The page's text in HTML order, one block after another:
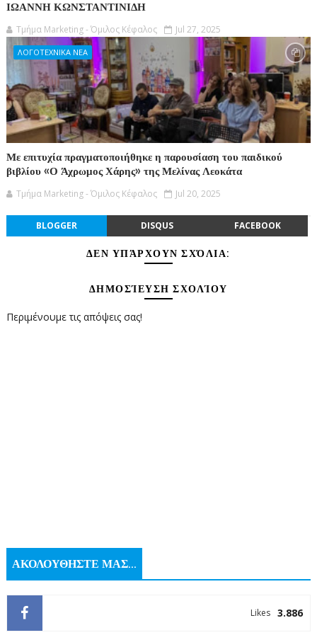
ΙΩΑΝΝΗ ΚΩΝΣΤΑΝΤΙΝΙΔΗ
Τμήμα Marketing - Όμιλος Κέφαλος Jul 27, 2025
ΛΟΓΟΤΕΧΝΙΚΑ ΝΕΑ
Με επιτυχία πραγματοποιήθηκε η παρουσίαση του παιδικού
βιβλίου «Ο Άχρωμος Χάρης» της Μελίνας Λεοκάτα
Τμήμα Marketing - Όμιλος Κέφαλος Jul 20, 2025
BLOGGER DISQUS FACEBOOK
ΔΕΝ ΥΠΆΡΧΟΥΝ ΣΧΌΛΙΑ:
ΔΗΜΟΣΊΕΥΣΗ ΣΧΟΛΊΟΥ
Περιμένουμε τις απόψεις σας!
ΑΚΟΛΟΥΘΗΣΤΕ ΜΑΣ...
3.886
Likes